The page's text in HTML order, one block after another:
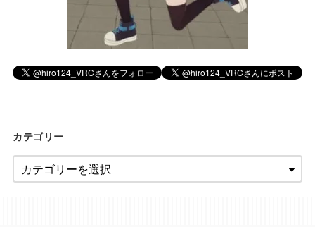
カテゴリー